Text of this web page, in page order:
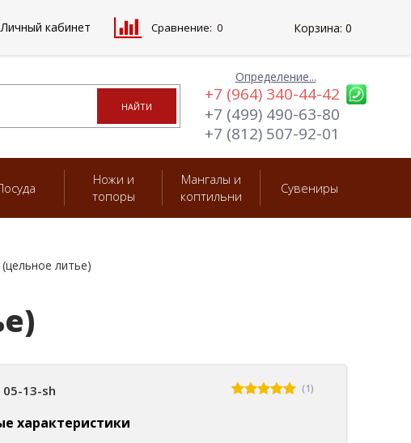
Определение...
+7 (964) 340-44-42
+7 (499) 490-63-80
+7 (812) 507-92-01
Ножи и
топоры
Мангалы и
коптильни
Сувениры
литье)
13-sh (1)
характеристики
Личный кабинет Сравнение: 0 Корзина: 0